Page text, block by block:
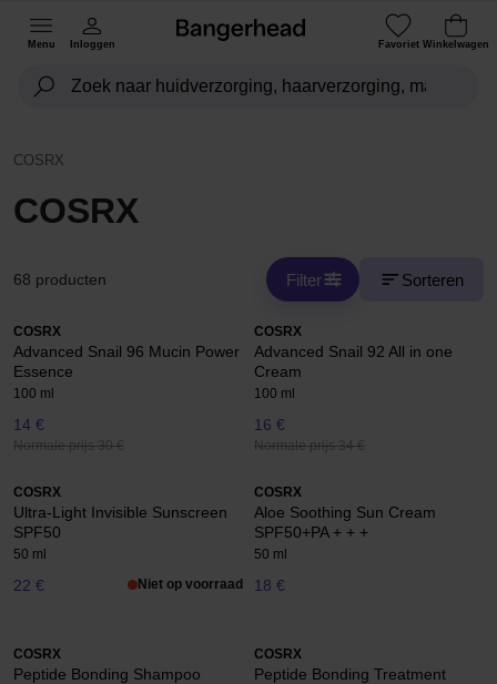
Menu Inloggen Favoriet Winkelwagen
COSRX
COSRX
68 producten Filter Sorteren
COSRX
Advanced Snail 96 Mucin Power
Essence
100 ml
14 €
Normale prijs 30 €
COSRX
Advanced Snail 92 All in one
Cream
100 ml
16 €
Normale prijs 34 €
COSRX
Ultra-Light Invisible Sunscreen
SPF50
50 ml
22 € Niet op voorraad
COSRX
Aloe Soothing Sun Cream
SPF50+PA + + +
50 ml
18 €
COSRX
Peptide Bonding Shampoo
COSRX
Peptide Bonding Treatment